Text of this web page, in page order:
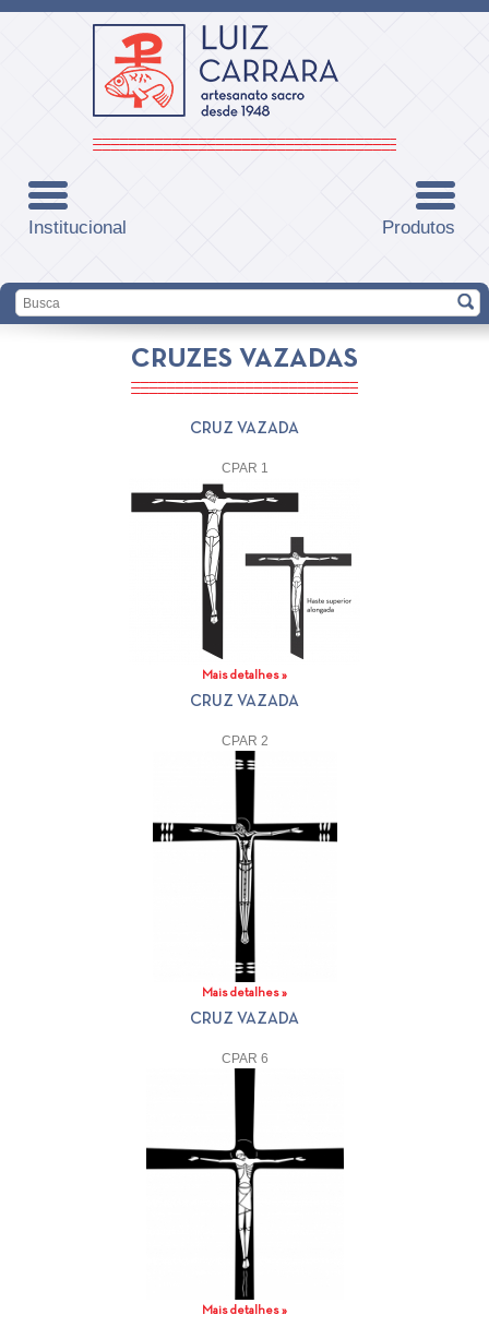
Institucional Produtos
CRUZES VAZADAS
CRUZ VAZADA
CPAR 1
Mais detalhes »
CRUZ VAZADA
CPAR 2
Mais detalhes »
CRUZ VAZADA
CPAR 6
Mais detalhes »